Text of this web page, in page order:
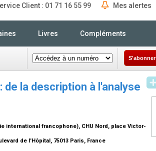
Client : 01 71 16 55 99 Mes alertes
Livres Compléments
S'abonner
: de la description à l'analyse
international francophone), CHU Nord, place Victor-
de l'Hôpital, 75013 Paris, France